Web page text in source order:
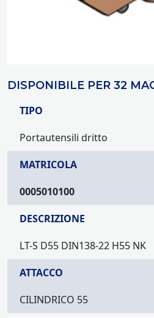
DISPONIBILE PER 32
TIPO
Portautensili dritto
MATRICOLA
0005010100
DESCRIZIONE
LT-S D55 DIN138-22 H55 NK
ATTACCO
CILINDRICO 55